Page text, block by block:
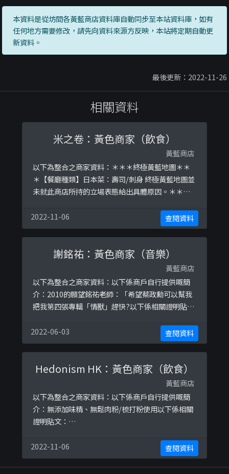
本資料是從坊間各黃藍商店資料庫自動同步至本站資料庫，如有
任何地方需要修改，請先向資料來源方反映，本站將定期自動更
新資料。
最後更新：2022-11-26
相關資料
米之卷：黃色商家（飲食）
黃藍商店
以下為整合之商家資料：＊＊＊終極黃藍地圖＊＊
＊【餐廳種類】日本菜：壽司/刺身 終極黃藍地圖並
未就此商店所持的立場表態給出具體原因。＊＊＊
屯門 #栢麗廣場 #地下G09 #每日新鮮 #即制 #手卷 #
卷物 #壽司 #日式小食 #炸物 #丼 #現埸即食屯門屯
喜路2號屯門栢麗廣場地下G09號舖 (地面廣場入口
旁 - 廣場內)Tel: 2242 2298/2 ...
2022-11-06 查閱資料
謝銘祐：黃色商家（音樂）
黃藍商店
以下為整合之商家資料：以下係商戶自行提供嘅簡
介：2010的願望銘祐老師：「希望蔡政勳可以幫我
把我第四張專輯「情獸」趕快?以下係相關證明貼
https://www.facebook.com/permalink.php?
story_fbid=10157434078293383&amp;id=2662
38783382https://www.facebook.com/permali
nk.php?stor ...
2022-06-03 查閱資料
Hedonism HK：黃色商家（飲食）
黃藍商店
以下為整合之商家資料：以下係商戶自行提供嘅簡
介：無添加味精、無鬆肉粉/梳打粉使用以下係相關
證明貼文：
/posts/503244763782539/https://www.facebo
ok.com/474956813278001/posts/57297516014
2832/
2022-11-06 查閱資料